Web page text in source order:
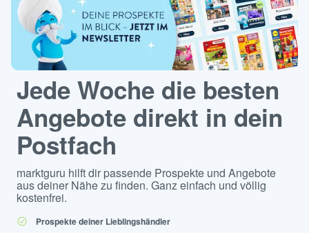
Jede Woche die besten
Angebote direkt in dein
Postfach
marktguru hilft dir passende Prospekte und Angebote
aus deiner Nähe zu finden. Ganz einfach und völlig
kostenfrei.
Prospekte deiner Lieblingshändler